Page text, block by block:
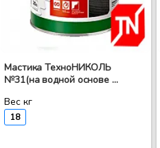
Мастика ТехноНИКОЛЬ
№31(на водной основе ...
Вес кг
18